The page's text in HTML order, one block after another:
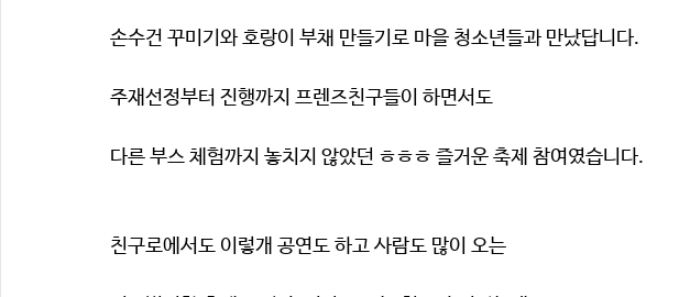
손수건 꾸미기와 호랑이 부채 만들기로 마을 청소년들과 만났답니다.
주재선정부터 진행까지 프렌즈친구들이 하면서도
다른 부스 체험까지 놓치지 않았던 ㅎㅎㅎ 즐거운 축제 참여였습니다.
친구로에서도 이렇개 공연도 하고 사람도 많이 오는